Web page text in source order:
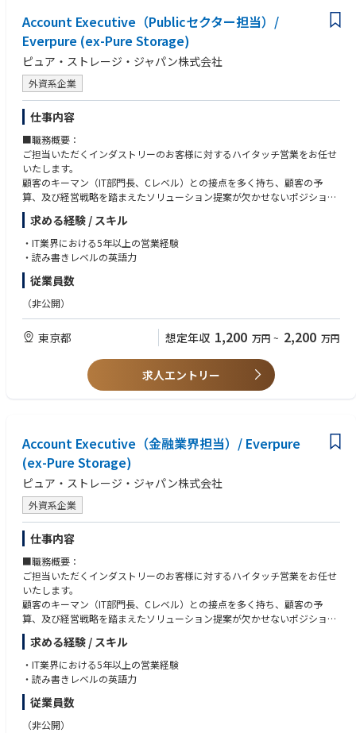
Account Executive（Publicセクター担当）/
Everpure (ex-Pure Storage)
ピュア・ストレージ・ジャパン株式会社
外資系企業
仕事内容
■職務概要：
ご担当いただくインダストリーのお客様に対するハイタッチ営業をお任せ
いたします。
顧客のキーマン（IT部門長、Cレベル）との接点を多く持ち、顧客の予
算、及び経営戦略を踏まえたソリューション提案が欠かせないポジション
です。
ガートナー・マジック・クアドラントのストレージ部門においてリーダー
として位置づけられている競合優位性の高い製品を、顧客課題に即してご
提案いただくことがミッションです。
求める経験 / スキル
・IT業界における5年以上の営業経験
・読み書きレベルの英語力
従業員数
（非公開）
東京都 想定年収 1,200 万円 ~ 2,200 万円
求人エントリー
Account Executive（金融業界担当）/ Everpure
(ex-Pure Storage)
ピュア・ストレージ・ジャパン株式会社
外資系企業
仕事内容
■職務概要：
ご担当いただくインダストリーのお客様に対するハイタッチ営業をお任せ
いたします。
顧客のキーマン（IT部門長、Cレベル）との接点を多く持ち、顧客の予
算、及び経営戦略を踏まえたソリューション提案が欠かせないポジション
です。
ガートナー・マジック・クアドラントのストレージ部門においてリーダー
として位置づけられている競合優位性の高い製品を、顧客課題に即してご
提案いただくことがミッションです。
求める経験 / スキル
・IT業界における5年以上の営業経験
・読み書きレベルの英語力
従業員数
（非公開）